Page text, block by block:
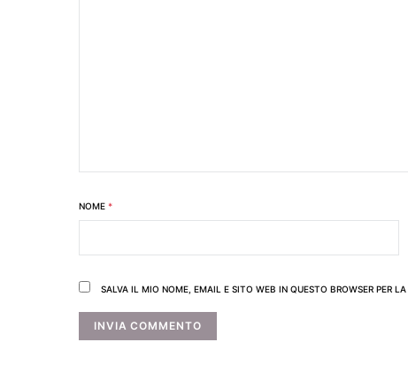
NOME *
SALVA IL MIO NOME, EMAIL E SITO WEB IN QUESTO BROWSER PER